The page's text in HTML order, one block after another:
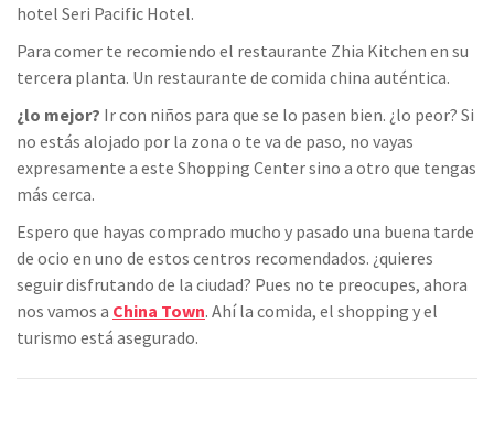
hotel Seri Pacific Hotel.
Para comer te recomiendo el restaurante Zhia Kitchen en su
tercera planta. Un restaurante de comida china auténtica.
¿lo mejor? Ir con niños para que se lo pasen bien. ¿lo peor? Si
no estás alojado por la zona o te va de paso, no vayas
expresamente a este Shopping Center sino a otro que tengas
más cerca.
Espero que hayas comprado mucho y pasado una buena tarde
de ocio en uno de estos centros recomendados. ¿quieres
seguir disfrutando de la ciudad? Pues no te preocupes, ahora
nos vamos a China Town. Ahí la comida, el shopping y el
turismo está asegurado.